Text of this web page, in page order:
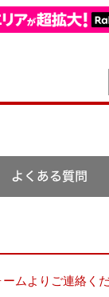
ムよりご連絡く